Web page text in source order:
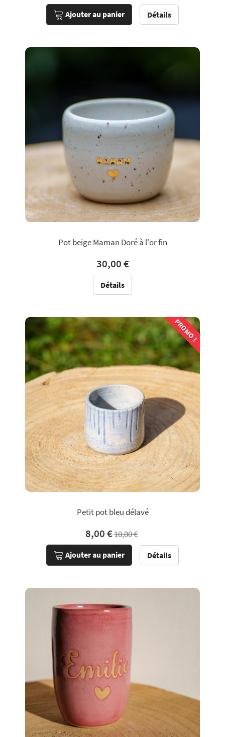
Ajouter au panier Détails
Pot beige Maman Doré à l'or fin
30,00 €
Détails
PROMO !
Petit pot bleu délavé
8,00 €10,00 €
Ajouter au panier Détails